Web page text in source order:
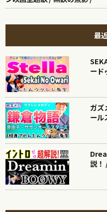
最
ード
ガズ
ール
説！